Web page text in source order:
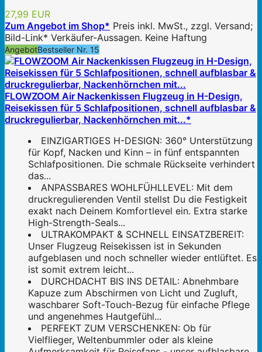
27,99 EUR
Zum Angebot im Shop* Preis inkl. MwSt., zzgl. Versand;
Bild-Link* Verkäufer-Aussagen. Keine Haftung
AngebotBestseller Nr. 15
FLOWZOOM Air Nackenkissen Flugzeug in H-Design,
Reisekissen für 5 Schlafpositionen, schnell aufblasbar &
druckregulierbar, Nackenhörnchen mit...*
EINZIGARTIGES H-DESIGN: 360° Unterstützung
für Kopf, Nacken und Kinn – in fünf entspannten
Schlafpositionen. Die schmale Rückseite verhindert
das...
ANPASSBARES WOHLFÜHLLEVEL: Mit dem
druckregulierenden Ventil stellst Du die Festigkeit
exakt nach Deinem Komfortlevel ein. Extra starke
High-Strength-Seals...
ULTRAKOMPAKT & SCHNELL EINSATZBEREIT:
Unser Flugzeug Reisekissen ist in Sekunden
aufgeblasen und noch schneller wieder entlüftet. Es
ist somit extrem leicht...
DURCHDACHT BIS INS DETAIL: Abnehmbare
Kapuze zum Abschirmen von Licht und Zugluft,
waschbarer Soft-Touch-Bezug für einfache Pflege
und angenehmes Hautgefühl...
PERFEKT ZUM VERSCHENKEN: Ob für
Vielflieger, Weltenbummler oder als kleine